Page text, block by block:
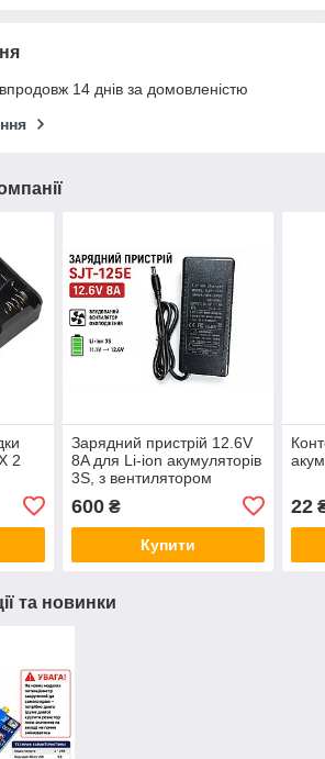
14 днів за домовленістю
2
Зарядний пристрій 12.6V
8A для Li-ion акумуляторів
3S, з вентилятором
600₴
Купити
22
та новинки